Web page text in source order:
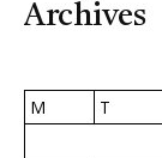
Archives
M
T